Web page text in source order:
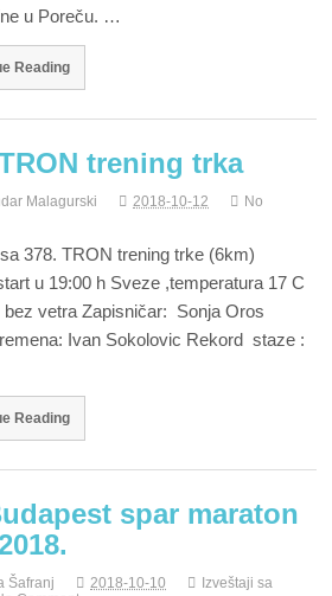
u Poreču. …
Reading
trening trka
Malagurski 2018-10-12
No
378. TRON trening trke (6km)
u 19:00 h Sveze ,temperatura 17 C
vetra Zapisničar: Sonja Oros
Ivan Sokolovic Rekord staze :
Reading
spar maraton
Šafranj 2018-10-10
Izveštaji sa